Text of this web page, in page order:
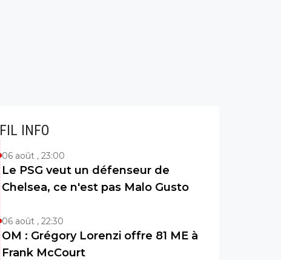
FIL INFO
06 août , 23:00
Le PSG veut un défenseur de
Chelsea, ce n'est pas Malo Gusto
06 août , 22:30
OM : Grégory Lorenzi offre 81 ME à
Frank McCourt